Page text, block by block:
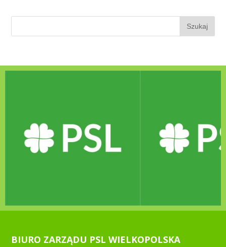
BIURO ZARZĄDU PSL WIELKOPOLSKA